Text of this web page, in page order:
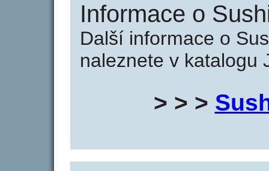
Informace o
Další informace o
naleznete v katalogu
> > >